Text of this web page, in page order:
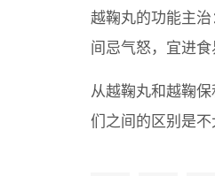
越鞠丸的功能主
间忌气怒，宜进食
从越鞠丸和越鞠
们之间的区别是